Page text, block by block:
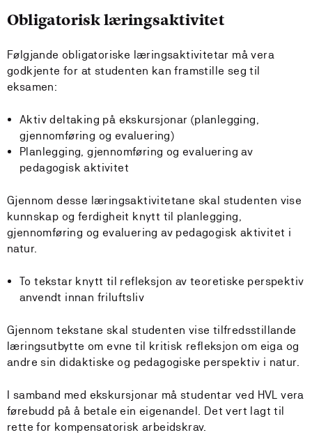
Obligatorisk læringsaktivitet
Følgjande obligatoriske læringsaktivitetar må vera
godkjente for at studenten kan framstille seg til
eksamen:
Aktiv deltaking på ekskursjonar (planlegging,
gjennomføring og evaluering)
Planlegging, gjennomføring og evaluering av
pedagogisk aktivitet
Gjennom desse læringsaktivitetane skal studenten vise
kunnskap og ferdigheit knytt til planlegging,
gjennomføring og evaluering av pedagogisk aktivitet i
natur.
To tekstar knytt til refleksjon av teoretiske perspektiv
anvendt innan friluftsliv
Gjennom tekstane skal studenten vise tilfredsstillande
læringsutbytte om evne til kritisk refleksjon om eiga og
andre sin didaktiske og pedagogiske perspektiv i natur.
I samband med ekskursjonar må studentar ved HVL vera
førebudd på å betale ein eigenandel. Det vert lagt til
rette for kompensatorisk arbeidskrav.